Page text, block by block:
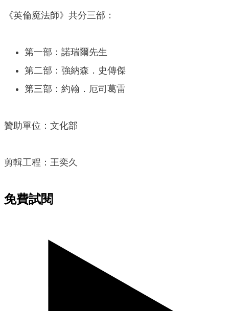
《英倫魔法師》共分三部：
第一部：諾瑞爾先生
第二部：強納森．史傳傑
第三部：約翰．厄司葛雷
贊助單位：文化部
剪輯工程：王奕久
免費試閱